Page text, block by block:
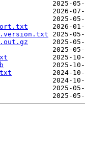
2025-
2026-
2025-
2026-
2025-
2025-
2025-
2025-
2025-
2024-
2024-
2025-